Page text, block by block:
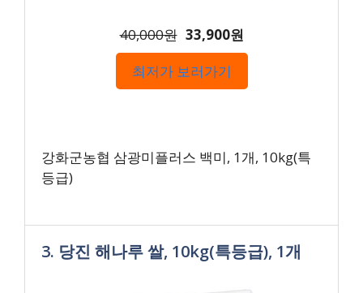
40,000원 33,900원
최저가 보러가기
강화군농협 삼광미플러스 백미, 1개, 10kg(특
등급)
3. 당진 해나루 쌀, 10kg(특등급), 1개